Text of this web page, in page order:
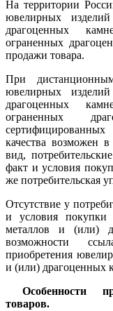
На территории
ювелирных
драгоценных
ограненных
продажи товара.
При
ювелирных
драгоценных
ограненных
качества возможен
вид,
факт и условия
же потребительская
Отсутствие у
и условия покупки
металлов и (или)
возможности
приобретения
и (или) драгоценных
Особенности
товаров.